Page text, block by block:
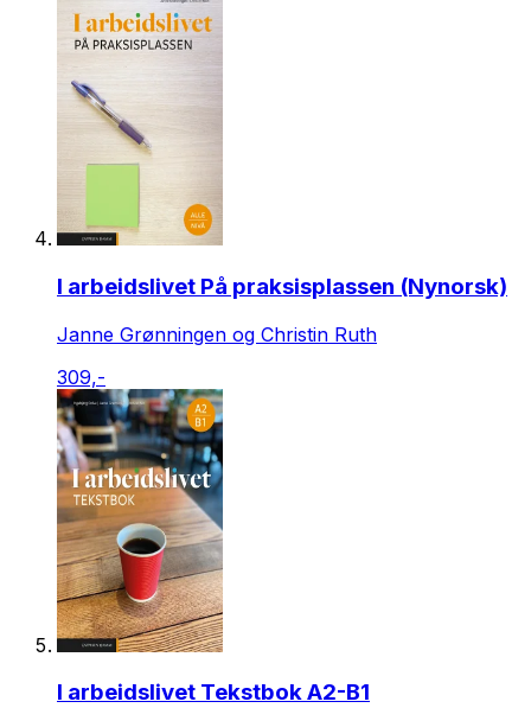
I arbeidslivet På praksisplassen (Nynorsk)
Janne Grønningen og Christin Ruth
309,-
I arbeidslivet Tekstbok A2-B1